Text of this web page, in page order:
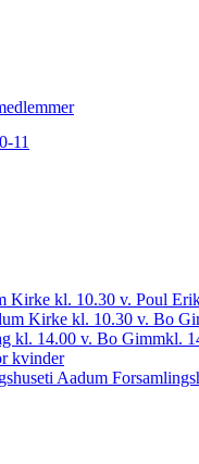
11
Kirke kl. 10.30 v. Poul
Kirke kl. 10.30 v. Bo
kl. 14.00 v. Bo Gimmkl.
kvinder
i Aadum